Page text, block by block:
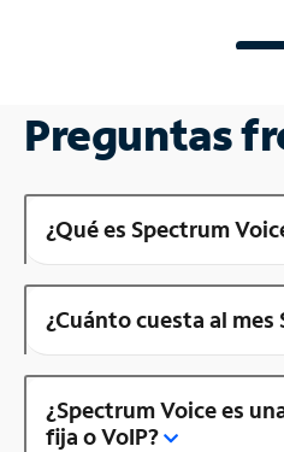
Preguntas
¿Qué es Spectrum
¿Cuánto cuesta al mes
¿Spectrum Voice es
fija o VoIP?